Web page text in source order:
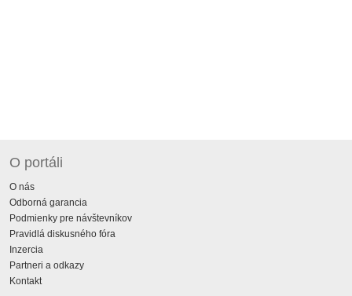
O portáli
O nás
Odborná garancia
Podmienky pre návštevníkov
Pravidlá diskusného fóra
Inzercia
Partneri a odkazy
Kontakt